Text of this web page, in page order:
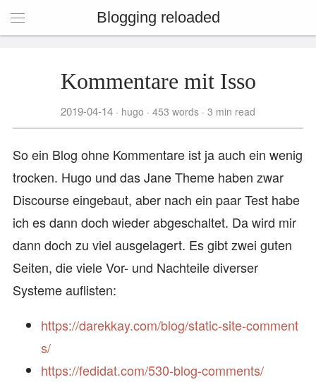
Blogging reloaded
Kommentare mit Isso
2019-04-14 hugo 453 words 3 min read
So ein Blog ohne Kommentare ist ja auch ein wenig
trocken. Hugo und das Jane Theme haben zwar
Discourse eingebaut, aber nach ein paar Test habe
ich es dann doch wieder abgeschaltet. Da wird mir
dann doch zu viel ausgelagert. Es gibt zwei guten
Seiten, die viele Vor- und Nachteile diverser
Systeme auflisten:
https://darekkay.com/blog/static-site-comment
s/
https://fedidat.com/530-blog-comments/